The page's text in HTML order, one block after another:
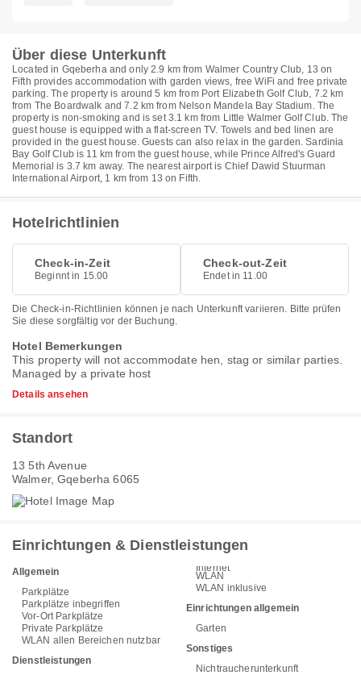
Über diese Unterkunft
Located in Gqeberha and only 2.9 km from Walmer Country Club, 13 on
Fifth provides accommodation with garden views, free WiFi and free private
parking. The property is around 5 km from Port Elizabeth Golf Club, 7.2 km
from The Boardwalk and 7.2 km from Nelson Mandela Bay Stadium. The
property is non-smoking and is set 3.1 km from Little Walmer Golf Club. The
guest house is equipped with a flat-screen TV. Towels and bed linen are
provided in the guest house. Guests can also relax in the garden. Sardinia
Bay Golf Club is 11 km from the guest house, while Prince Alfred's Guard
Memorial is 3.7 km away. The nearest airport is Chief Dawid Stuurman
International Airport, 1 km from 13 on Fifth.
Hotelrichtlinien
Check-in-Zeit
Beginnt in 15.00
Check-out-Zeit
Endet in 11.00
Die Check-in-Richtlinien können je nach Unterkunft variieren. Bitte prüfen
Sie diese sorgfältig vor der Buchung.
Hotel Bemerkungen
This property will not accommodate hen, stag or similar parties.
Managed by a private host
Details ansehen
Standort
13 5th Avenue
Walmer, Gqeberha 6065
Einrichtungen & Dienstleistungen
Allgemein
Parkplätze
Parkplätze inbegriffen
Vor-Ort Parkplätze
Private Parkplätze
WLAN allen Bereichen nutzbar
Dienstleistungen
Internet
WLAN
WLAN inklusive
Einrichtungen allgemein
Garten
Sonstiges
Nichtraucherunterkunft